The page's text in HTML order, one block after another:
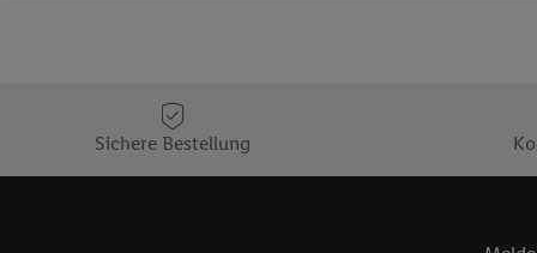
Sichere Bestellung
Hierzu wird von uns
Adresse in
den Lidl-Diensten
Wenn das der Fall ist,
Kundenkonto-
Insbesondere können